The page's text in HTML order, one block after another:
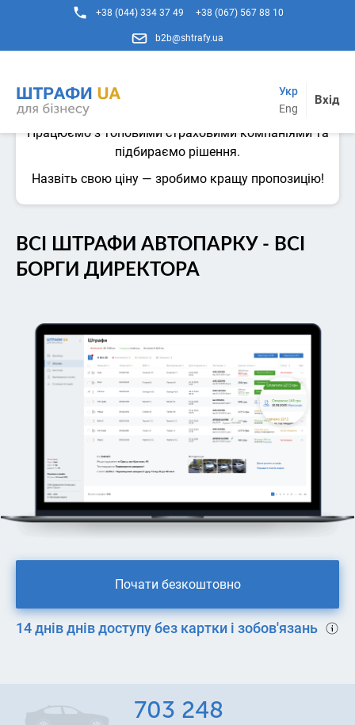
+38 (044) 334 37 49 +38 (067) 567 88 10
b2b@shtrafy.ua
Укр
Eng
Вхід
Автоцивілка - вигідніше ніж у вас зараз!
Працюємо з топовими страховими компаніями та
підбираємо рішення.
Назвіть свою ціну — зробимо кращу пропозицію!
ВСІ ШТРАФИ АВТОПАРКУ - ВСІ
БОРГИ ДИРЕКТОРА
Почати безкоштовно
14 днів днів доступу без картки і зобов'язань
703 248